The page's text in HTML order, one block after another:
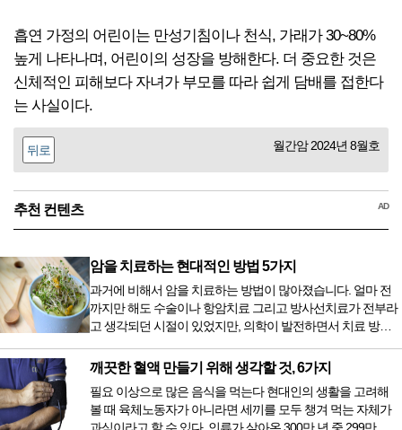
흡연 가정의 어린이는 만성기침이나 천식, 가래가 30~80%
높게 나타나며, 어린이의 성장을 방해한다. 더 중요한 것은
신체적인 피해보다 자녀가 부모를 따라 쉽게 담배를 접한다
는 사실이다.
뒤로 월간암 2024년 8월호
추천 컨텐츠 AD
암을 치료하는 현대적인 방법 5가지
과거에 비해서 암을 치료하는 방법이 많아졌습니다. 얼마 전
까지만 해도 수술이나 항암치료 그리고 방사선치료가 전부라
고 생각되던 시절이 있었지만, 의학이 발전하면서 치료 방법
오면서 암을 치료하는 방법이 하나 더 추가되었습니다. 중입
자 치료를 받기 위해서는 일본이나 독일 등 중입자 치료기가
있는 나라에 가서 힘들게 치료받았지만 얼마 전 국내 도입 후
전립선암 환자를 시작으로 중입자 치료기가 가동되었습니다.
깨끗한 혈액 만들기 위해 생각할 것, 6가지
필요 이상으로 많은 음식을 먹는다 현대인의 생활을 고려해
볼 때 육체노동자가 아니라면 세끼를 모두 챙겨 먹는 자체가